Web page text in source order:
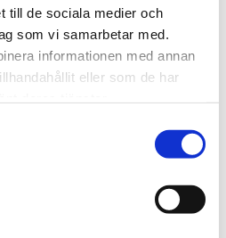
till de sociala medier och
som vi samarbetar med.
informationen med annan
eller som de har
Ekshärad